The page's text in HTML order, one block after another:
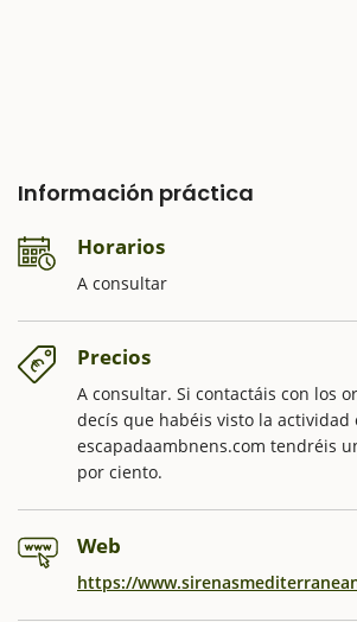
Información práctica
Horarios
A consultar
Precios
A consultar. Si contactáis con los
decís que habéis visto la actividad
escapadaambnens.com tendréis
por ciento.
Web
https://